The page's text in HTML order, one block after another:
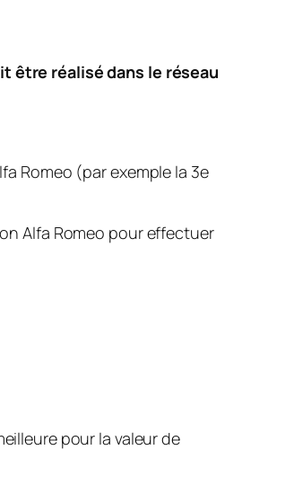
être réalisé dans le réseau
Romeo (par exemple la 3e
Alfa Romeo pour effectuer
pour la valeur de